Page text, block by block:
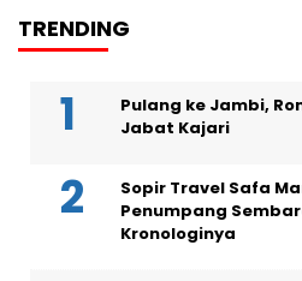
TRENDING
Pulang ke Jambi,
Jabat Kajari
Sopir Travel Safa
Penumpang
Kronologinya